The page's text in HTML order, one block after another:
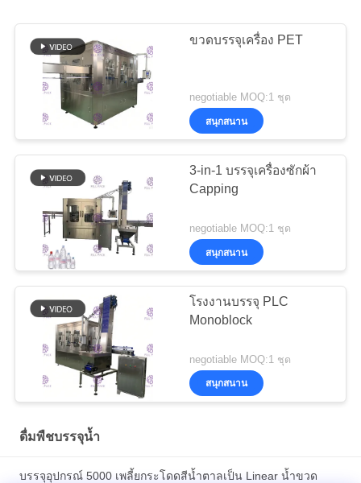
ขวดบรรจุเครื่อง PET
negotiable MOQ:1 ชุด
สนุกสนาน
3-in-1 บรรจุเครื่องซักผ้า
Capping
negotiable MOQ:1 ชุด
สนุกสนาน
โรงงานบรรจุ PLC
Monoblock
negotiable MOQ:1 ชุด
สนุกสนาน
ดื่มพืชบรรจุน้ำ
บรรจุอุปกรณ์ 5000 เพลี้ยกระโดดสีน้ำตาลเป็น Linear น้ำขวด